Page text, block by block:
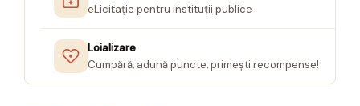
eLicitație pentru instituții publice
Loializare
Cumpără, adună puncte, primești recompense!